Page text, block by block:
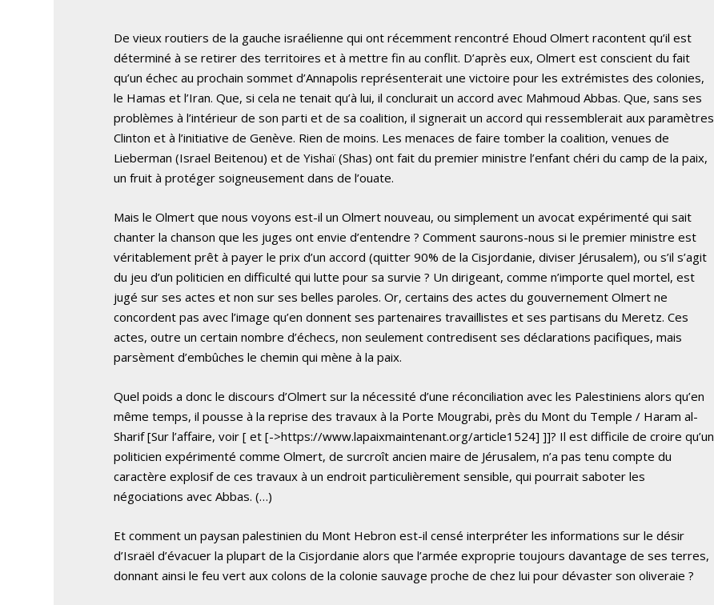
De vieux routiers de la gauche israélienne qui ont récemment rencontré Ehoud Olmert racontent qu’il est
déterminé à se retirer des territoires et à mettre fin au conflit. D’après eux, Olmert est conscient du fait
qu’un échec au prochain sommet d’Annapolis représenterait une victoire pour les extrémistes des colonies,
le Hamas et l’Iran. Que, si cela ne tenait qu’à lui, il conclurait un accord avec Mahmoud Abbas. Que, sans ses
problèmes à l’intérieur de son parti et de sa coalition, il signerait un accord qui ressemblerait aux paramètres
Clinton et à l’initiative de Genève. Rien de moins. Les menaces de faire tomber la coalition, venues de
Lieberman (Israel Beitenou) et de Yishaï (Shas) ont fait du premier ministre l’enfant chéri du camp de la paix,
un fruit à protéger soigneusement dans de l’ouate.
Mais le Olmert que nous voyons est-il un Olmert nouveau, ou simplement un avocat expérimenté qui sait
chanter la chanson que les juges ont envie d’entendre ? Comment saurons-nous si le premier ministre est
véritablement prêt à payer le prix d’un accord (quitter 90% de la Cisjordanie, diviser Jérusalem), ou s’il s’agit
du jeu d’un politicien en difficulté qui lutte pour sa survie ? Un dirigeant, comme n’importe quel mortel, est
jugé sur ses actes et non sur ses belles paroles. Or, certains des actes du gouvernement Olmert ne
concordent pas avec l’image qu’en donnent ses partenaires travaillistes et ses partisans du Meretz. Ces
actes, outre un certain nombre d’échecs, non seulement contredisent ses déclarations pacifiques, mais
parsèment d’embûches le chemin qui mène à la paix.
Quel poids a donc le discours d’Olmert sur la nécessité d’une réconciliation avec les Palestiniens alors qu’en
même temps, il pousse à la reprise des travaux à la Porte Mougrabi, près du Mont du Temple / Haram al-
Sharif[Sur l’affaire, voir [ et [->https://www.lapaixmaintenant.org/article1524] ]]? Il est difficile de croire qu’un
politicien expérimenté comme Olmert, de surcroît ancien maire de Jérusalem, n’a pas tenu compte du
caractère explosif de ces travaux à un endroit particulièrement sensible, qui pourrait saboter les
négociations avec Abbas. (…)
Et comment un paysan palestinien du Mont Hebron est-il censé interpréter les informations sur le désir
d’Israël d’évacuer la plupart de la Cisjordanie alors que l’armée exproprie toujours davantage de ses terres,
donnant ainsi le feu vert aux colons de la colonie sauvage proche de chez lui pour dévaster son oliveraie ?